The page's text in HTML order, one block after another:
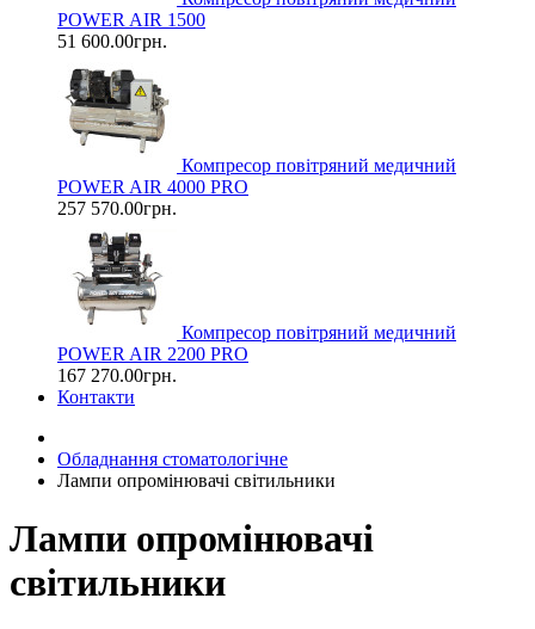
POWER AIR 1500
51 600.00грн.
Компресор повітряний медичний
POWER AIR 4000 PRO
257 570.00грн.
Компресор повітряний медичний
POWER AIR 2200 PRO
167 270.00грн.
Контакти
Обладнання стоматологічне
Лампи опромінювачі світильники
Лампи опромінювачі
світильники